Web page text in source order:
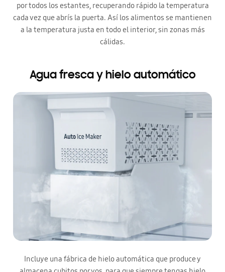
por todos los estantes, recuperando rápido la temperatura
cada vez que abrís la puerta. Así los alimentos se mantienen
a la temperatura justa en todo el interior, sin zonas más
cálidas.
Agua fresca y hielo automático
Incluye una fábrica de hielo automática que produce y